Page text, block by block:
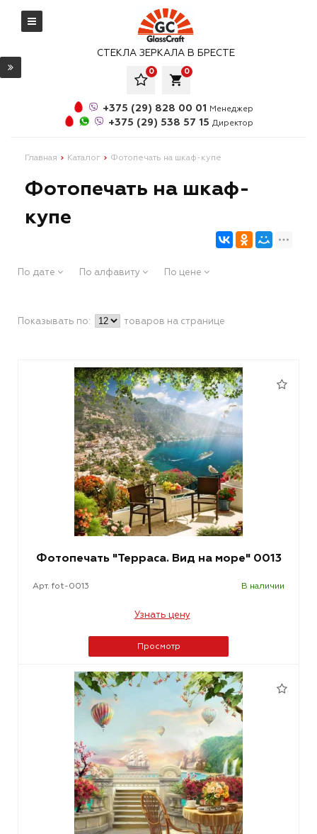
СТЕКЛА ЗЕРКАЛА В БРЕСТЕ
local_grocery_store
0
0
+375 (29) 828 00 01 Менеджер
+375 (29) 538 57 15 Директор
Главная Каталог Фотопечать на шкаф-купе
Фотопечать на шкаф-
купе
По дате По алфавиту По цене
Показывать по: товаров на странице
Фотопечать "Терраса. Вид на море" 0013
Арт. fot-0013 В наличии
Узнать цену
Просмотр